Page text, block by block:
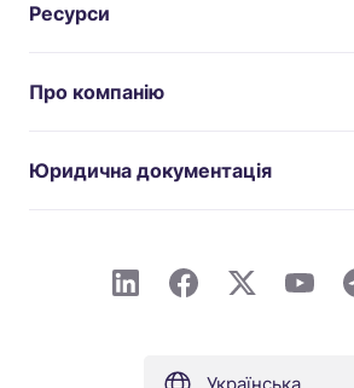
Ресурси
Про компанію
Юридична документація